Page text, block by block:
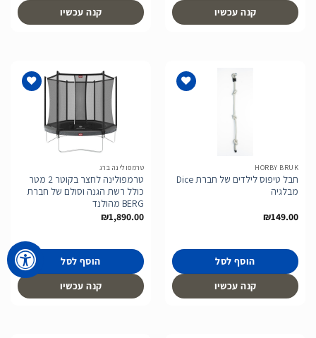
קנה עכשיו קנה עכשיו
HORBY BRUK
חבל טיפוס לילדים של חברת Dice
מבלגיה
₪149.00
הוסף לסל
קנה עכשיו
טרמפולינה ברג
טרמפולינה לחצר בקוטר 2 מטר
כולל רשת הגנה וסולם של חברת
BERG מהולנד
₪1,890.00
הוסף לסל
קנה עכשיו